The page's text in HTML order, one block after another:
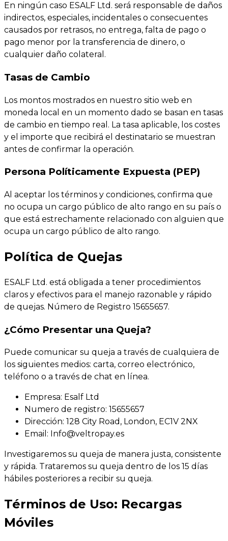
En ningún caso ESALF Ltd. será responsable de daños
indirectos, especiales, incidentales o consecuentes
causados por retrasos, no entrega, falta de pago o
pago menor por la transferencia de dinero, o
cualquier daño colateral.
Tasas de Cambio
Los montos mostrados en nuestro sitio web en
moneda local en un momento dado se basan en tasas
de cambio en tiempo real. La tasa aplicable, los costes
y el importe que recibirá el destinatario se muestran
antes de confirmar la operación.
Persona Políticamente Expuesta (PEP)
Al aceptar los términos y condiciones, confirma que
no ocupa un cargo público de alto rango en su país o
que está estrechamente relacionado con alguien que
ocupa un cargo público de alto rango.
Política de Quejas
ESALF Ltd. está obligada a tener procedimientos
claros y efectivos para el manejo razonable y rápido
de quejas. Número de Registro 15655657.
¿Cómo Presentar una Queja?
Puede comunicar su queja a través de cualquiera de
los siguientes medios: carta, correo electrónico,
teléfono o a través de chat en línea.
Empresa: Esalf Ltd
Numero de registro: 15655657
Dirección: 128 City Road, London, EC1V 2NX
Email: Info@veltropay.es
Investigaremos su queja de manera justa, consistente
y rápida. Trataremos su queja dentro de los 15 días
hábiles posteriores a recibir su queja.
Términos de Uso: Recargas
Móviles